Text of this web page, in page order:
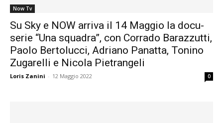
Now Tv
Su Sky e NOW arriva il 14 Maggio la docu-
serie “Una squadra”, con Corrado Barazzutti,
Paolo Bertolucci, Adriano Panatta, Tonino
Zugarelli e Nicola Pietrangeli
Loris Zanini - 12 Maggio 2022 0